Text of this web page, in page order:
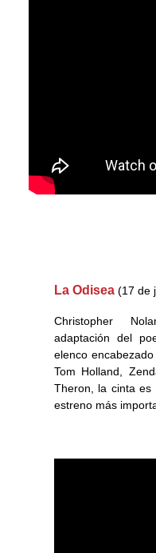
La Odisea (17 de
Christopher
adaptación del
elenco
Tom Holland,
Theron, la cinta es
estreno más